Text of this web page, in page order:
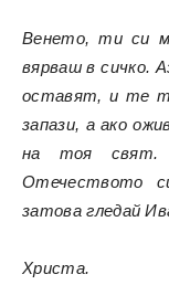
Венето, ти си
вярваш в сичко.
оставят, и те
запази, а ако
на тоя свят.
Отечеството
затова гледай
Христа.